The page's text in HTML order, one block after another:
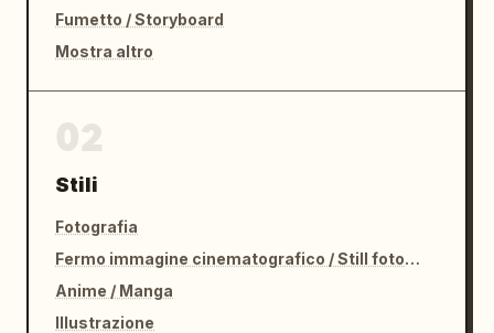
Fumetto / Storyboard
Mostra altro
Stili
Fotografia
Fermo immagine cinematografico / Still fotografico
Anime / Manga
Illustrazione